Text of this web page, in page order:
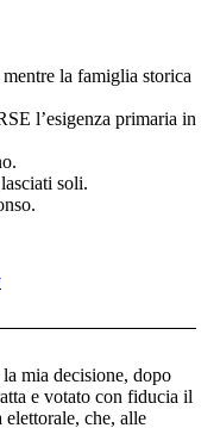
la famiglia storica
l’esigenza primaria in
soli.
mia decisione, dopo
e votato con fiducia il
che, alle